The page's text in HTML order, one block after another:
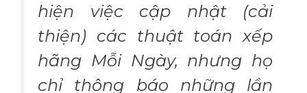
hiện việc cập nhật (cải
thiện) các thuật toán xếp
hãng Mỗi Ngày, nhưng họ
chỉ thông báo những lần